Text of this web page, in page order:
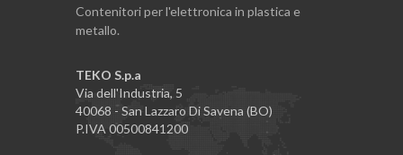
Contenitori per l'elettronica in plastica e
metallo.
TEKO S.p.a
Via dell'Industria, 5
40068 - San Lazzaro Di Savena (BO)
P.IVA 00500841200